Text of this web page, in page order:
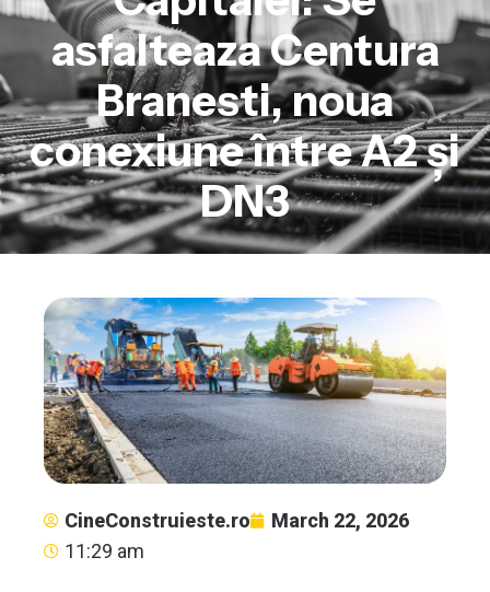
asfalteaza Centura
Branesti, noua
conexiune între A2 și
DN3
CineConstruieste.ro
March 22, 2026
11:29 am